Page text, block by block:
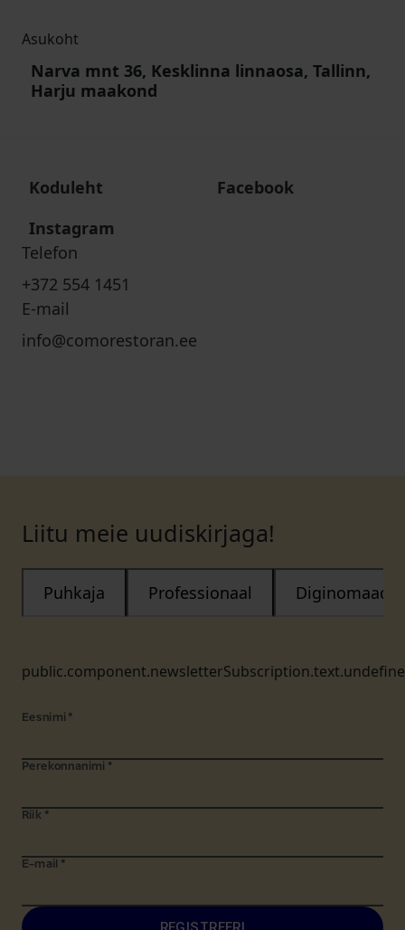
Asukoht
Narva mnt 36, Kesklinna linnaosa, Tallinn,
Harju maakond
Koduleht
Facebook
Instagram
Telefon
+372 554 1451
E-mail
info@comorestoran.ee
Liitu meie uudiskirjaga!
Puhkaja Professionaal Diginomaad
Eesnimi *
Perekonnanimi *
Riik *
E-mail *